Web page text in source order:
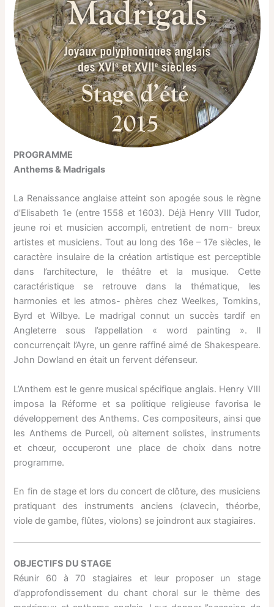
PROGRAMME
Anthems & Madrigals
La Renaissance anglaise atteint son apogée sous le règne
d’Elisabeth 1e (entre 1558 et 1603). Déjà Henry VIII Tudor,
jeune roi et musicien accompli, entretient de nom- breux
artistes et musiciens. Tout au long des 16e – 17e siècles, le
caractère insulaire de la création artistique est perceptible
dans l’architecture, le théâtre et la musique. Cette
caractéristique se retrouve dans la thématique, les
harmonies et les atmos- phères chez Weelkes, Tomkins,
Byrd et Wilbye. Le madrigal connut un succès tardif en
Angleterre sous l’appellation « word painting ». Il
concurrençait l’Ayre, un genre raffiné aimé de Shakespeare.
John Dowland en était un fervent défenseur.
L’Anthem est le genre musical spécifique anglais. Henry VIII
imposa la Réforme et sa politique religieuse favorisa le
développement des Anthems. Ces compositeurs, ainsi que
les Anthems de Purcell, où alternent solistes, instruments
et chœur, occuperont une place de choix dans notre
programme.
En fin de stage et lors du concert de clôture, des musiciens
pratiquant des instruments anciens (clavecin, théorbe,
viole de gambe, flûtes, violons) se joindront aux stagiaires.
OBJECTIFS DU STAGE
Réunir 60 à 70 stagiaires et leur proposer un stage
d’approfondissement du chant choral sur le thème des